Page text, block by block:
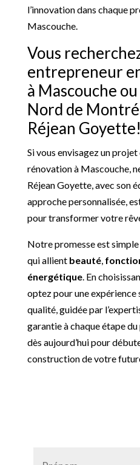
l’innovation dans chaque
Mascouche.
Vous
entrepreneur
à Mascouche
Nord de
Réjean Goyette!
Si vous envisagez un
rénovation à Mascouche,
Réjean Goyette, avec son
approche personnalisée,
pour transformer votre
Notre promesse est
qui allient beauté,
énergétique. En
optez pour une expérience
qualité, guidée par
garantie à chaque étape
dès aujourd’hui pour
construction de votre